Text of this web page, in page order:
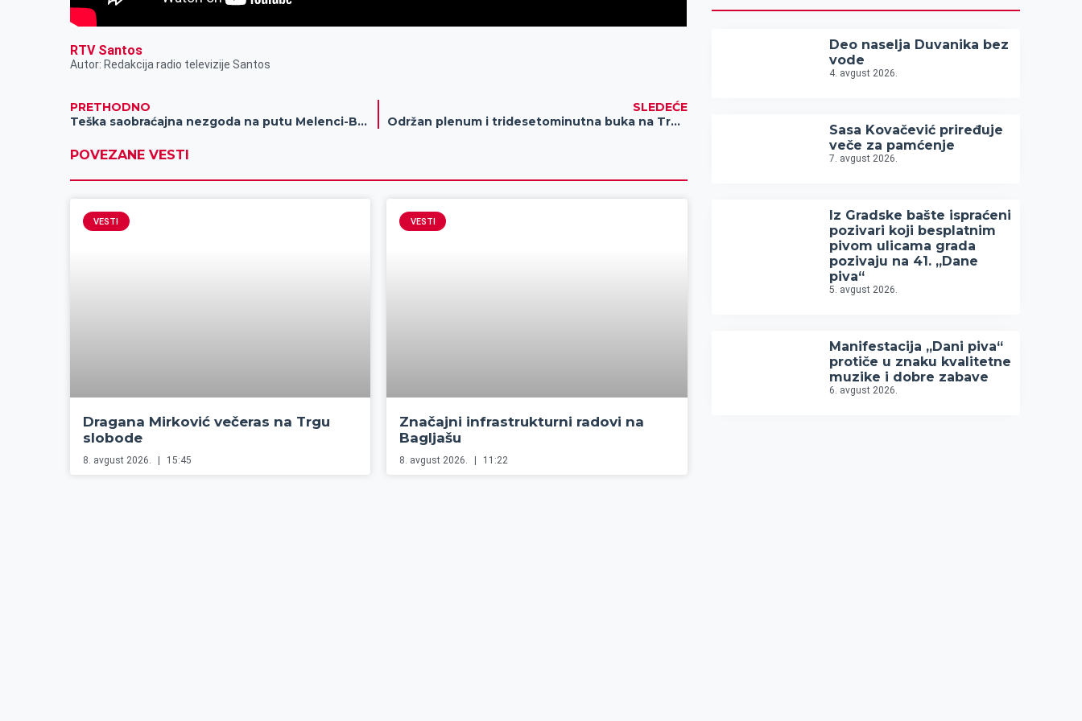
RTV Santos
Autor: Redakcija radio televizije Santos
PRETHODNO
Teška saobraćajna nezgoda na putu Melenci-Bašaid
SLEDEĆE
Održan plenum i tridesetominutna buka na Trgu slobode
POVEZANE VESTI
VESTI
Dragana Mirković večeras na Trgu
slobode
8. avgust 2026. 15:45
VESTI
Značajni infrastrukturni radovi na
Bagljašu
8. avgust 2026. 11:22
Deo naselja Duvanika bez
vode
4. avgust 2026.
Sasa Kovačević priređuje
veče za pamćenje
7. avgust 2026.
Iz Gradske bašte ispraćeni
pozivari koji besplatnim
pivom ulicama grada
pozivaju na 41. „Dane
piva“
5. avgust 2026.
Manifestacija „Dani piva“
protiče u znaku kvalitetne
muzike i dobre zabave
6. avgust 2026.